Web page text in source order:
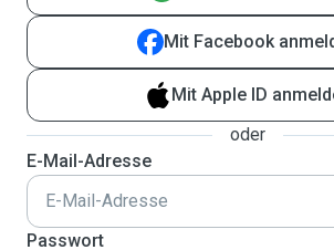
Mit Facebook
Mit Apple ID
oder
E-Mail-Adresse
Passwort